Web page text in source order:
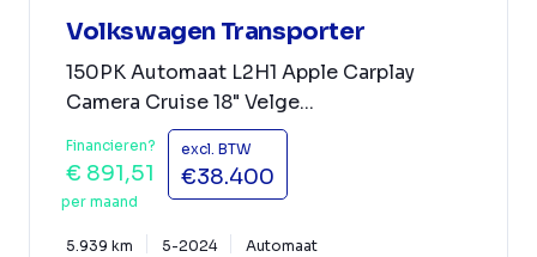
Volkswagen Transporter
150PK Automaat L2H1 Apple Carplay
Camera Cruise 18" Velge...
Financieren?
€ 891,51
per maand
excl. BTW
€38.400
5.939 km 5-2024 Automaat